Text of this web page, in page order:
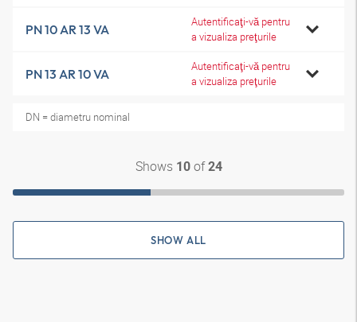
PN 10 AR 13 VA
Autentificaţi-vă pentru
a vizualiza preţurile
PN 13 AR 10 VA
Autentificaţi-vă pentru
a vizualiza preţurile
DN = diametru nominal
Shows 10of24
SHOW ALL